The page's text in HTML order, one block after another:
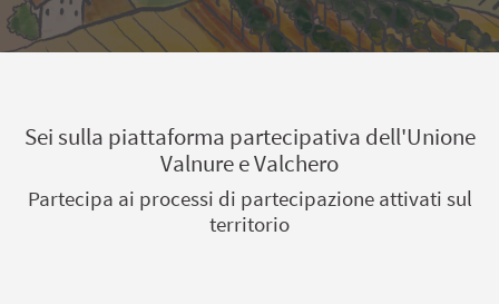
Sei sulla piattaforma partecipativa dell'Unione
Valnure e Valchero
Partecipa ai processi di partecipazione attivati sul
territorio